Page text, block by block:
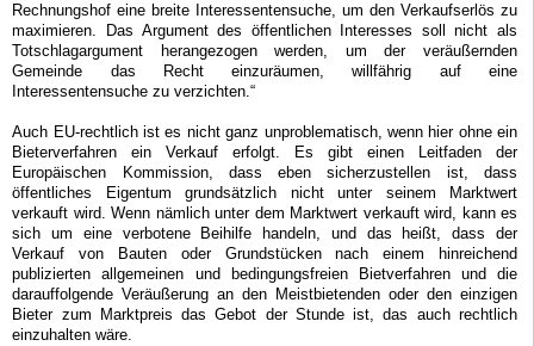
Rechnungshof eine breite Interessentensuche, um den Verkaufserlös zu
maximieren. Das Argument des öffentlichen Interesses soll nicht als
Totschlagargument herangezogen werden, um der veräußernden
Gemeinde das Recht einzuräumen, willfährig auf eine
Interessentensuche zu verzichten.“
Auch EU-rechtlich ist es nicht ganz unproblematisch, wenn hier ohne ein
Bieterverfahren ein Verkauf erfolgt. Es gibt einen Leitfaden der
Europäischen Kommission, dass eben sicherzustellen ist, dass
öffentliches Eigentum grundsätzlich nicht unter seinem Marktwert
verkauft wird. Wenn nämlich unter dem Marktwert verkauft wird, kann es
sich um eine verbotene Beihilfe handeln, und das heißt, dass der
Verkauf von Bauten oder Grundstücken nach einem hinreichend
publizierten allgemeinen und bedingungsfreien Bietverfahren und die
darauffolgende Veräußerung an den Meistbietenden oder den einzigen
Bieter zum Marktpreis das Gebot der Stunde ist, das auch rechtlich
einzuhalten wäre.